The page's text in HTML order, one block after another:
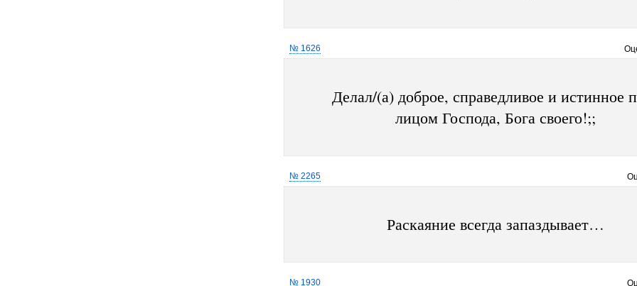
№ 1626
Делал/(а) доброе, справедливое и истинное
лицом Господа, Бога своего!;;
№ 2265
Раскаяние всегда запаздывает…
№ 1930